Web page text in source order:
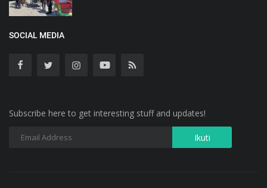
SOCIAL MEDIA
Subscribe here to get interesting stuff and updates!